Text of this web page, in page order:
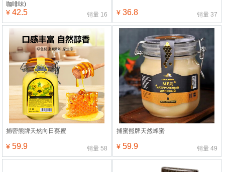
咖啡味)
¥ 42.5 销量 16 ¥36.8 销量 37
捕密熊牌天然向日葵蜜
¥ 59.9 销量 58
捕蜜熊牌天然蜂蜜
¥59.9 销量 49